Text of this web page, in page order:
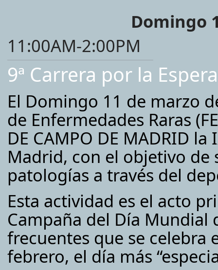
Domingo
11:00AM-2:00PM
9ª Carrera por la
El Domingo 11 de marzo
de Enfermedades Raras
DE CAMPO DE MADRID
Madrid, con el objetivo de
patologías a través del
Esta actividad es el acto
Campaña del Día Mundial
frecuentes que se celebra
febrero, el día más